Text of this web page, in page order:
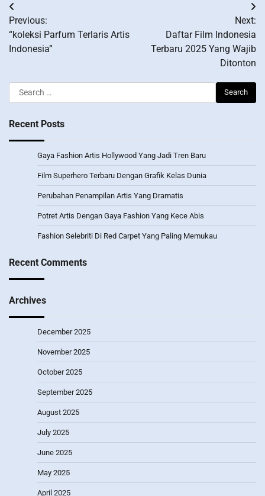
Post
navigation
Previous:
“koleksi Parfum Terlaris Artis
Indonesia”
Next:
Daftar Film Indonesia
Terbaru 2025 Yang Wajib
Ditonton
Search
for:
Recent Posts
Gaya Fashion Artis Hollywood Yang Jadi Tren Baru
Film Superhero Terbaru Dengan Grafik Kelas Dunia
Perubahan Penampilan Artis Yang Dramatis
Potret Artis Dengan Gaya Fashion Yang Kece Abis
Fashion Selebriti Di Red Carpet Yang Paling Memukau
Recent Comments
Archives
December 2025
November 2025
October 2025
September 2025
August 2025
July 2025
June 2025
May 2025
April 2025